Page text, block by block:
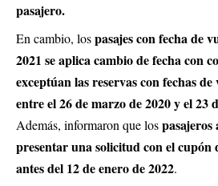
pasajero.
En cambio, lospasajes con fecha de
2021 se aplica cambio de fecha con
exceptúan las reservas con fechas
entre el 26 de marzo de 2020 y el 23
Además, informaron que lospasajeros
presentar una solicitud con el cupón
antes del 12 de enero de 2022.